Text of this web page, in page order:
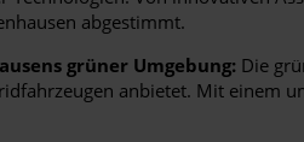
abgestimmt.
grüner Umgebung: Die
anbietet. Mit einem